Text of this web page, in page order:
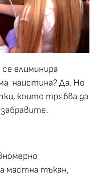
елиминира
наистина? Да. Но
които трябва да
мастна тъкан,